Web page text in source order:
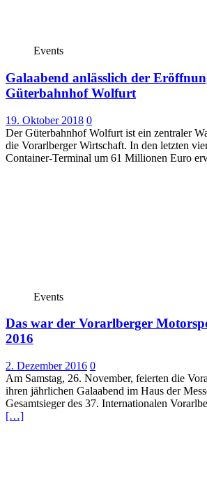
Events
Galaabend anlässlich der
Güterbahnhof Wolfurt
19. Oktober 2018 0
Der Güterbahnhof Wolfurt ist ein zentraler
die Vorarlberger Wirtschaft. In den letzten
Container-Terminal um 61 Millionen Euro
Events
Das war der Vorarlberger
2016
2. Dezember 2016 0
Am Samstag, 26. November, feierten die
ihren jährlichen Galaabend im Haus der
Gesamtsieger des 37. Internationalen
[…]